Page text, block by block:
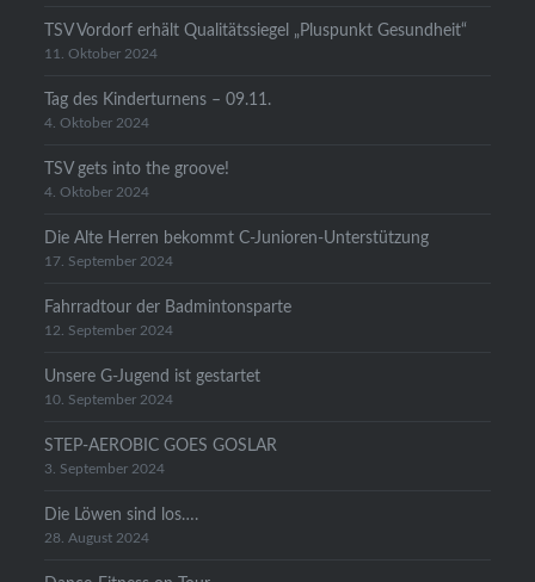
TSV Vordorf erhält Qualitätssiegel „Pluspunkt Gesundheit“
11. Oktober 2024
Tag des Kinderturnens – 09.11.
4. Oktober 2024
TSV gets into the groove!
4. Oktober 2024
Die Alte Herren bekommt C-Junioren-Unterstützung
17. September 2024
Fahrradtour der Badmintonsparte
12. September 2024
Unsere G-Jugend ist gestartet
10. September 2024
STEP-AEROBIC GOES GOSLAR
3. September 2024
Die Löwen sind los….
28. August 2024